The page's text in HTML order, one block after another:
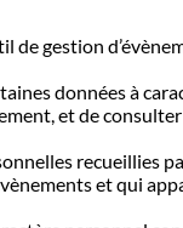
de gestion
données à
et de
recueillies
et qui